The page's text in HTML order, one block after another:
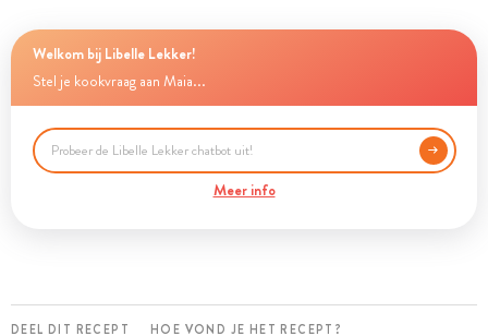
Welkom bij Libelle Lekker!
Stel je kookvraag aan Maia...
Meer info
DEEL DIT RECEPT HOE VOND JE HET RECEPT?